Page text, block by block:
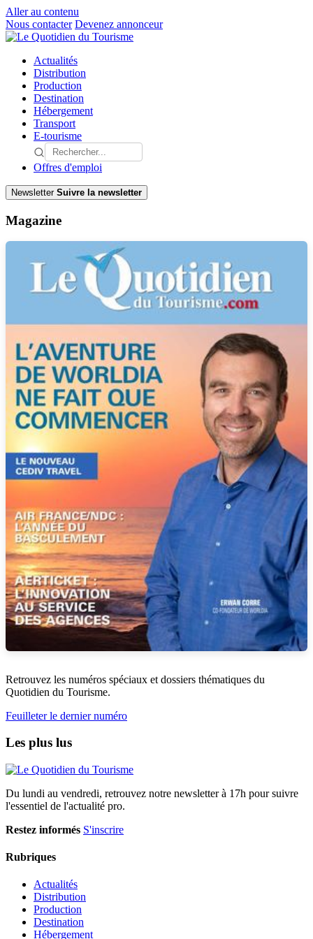
Aller au contenu
Nous contacter Devenez annonceur
Actualités
Distribution
Production
Destination
Hébergement
Transport
E-tourisme
Offres d'emploi
Newsletter Suivre la newsletter
Magazine
Retrouvez les numéros spéciaux et dossiers thématiques du
Quotidien du Tourisme.
Feuilleter le dernier numéro
Les plus lus
Du lundi au vendredi, retrouvez notre newsletter à 17h pour suivre
l'essentiel de l'actualité pro.
Restez informés S'inscrire
Rubriques
Actualités
Distribution
Production
Destination
Hébergement